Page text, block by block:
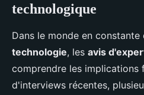
technologique
Dans le monde en
technologie, les avis
comprendre les implications
d'interviews récentes,